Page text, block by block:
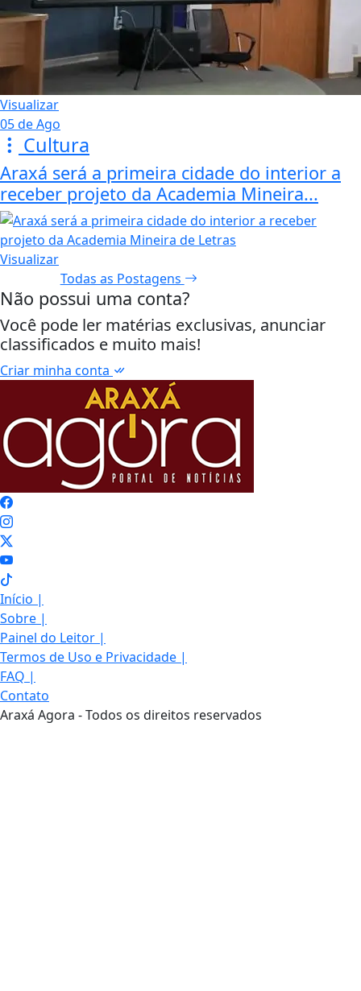
Visualizar
05 de Ago
Cultura
Araxá será a primeira cidade do interior a
receber projeto da Academia Mineira...
Visualizar
Todas as Postagens
Não possui uma conta?
Você pode ler matérias exclusivas, anunciar
classificados e muito mais!
Criar minha conta
Início |
Sobre |
Painel do Leitor |
Termos de Uso e Privacidade |
FAQ |
Contato
Araxá Agora - Todos os direitos reservados